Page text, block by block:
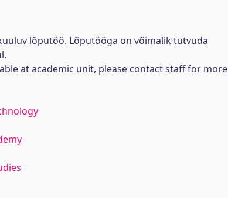
lõputöö. Lõputööga on võimalik tutvuda
at academic unit, please contact staff for more